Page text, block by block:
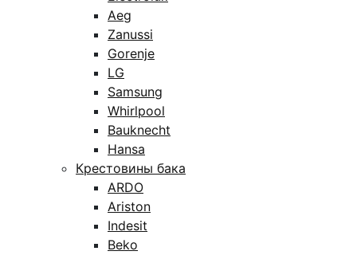
Aeg
Zanussi
Gorenje
LG
Samsung
Whirlpool
Bauknecht
Hansa
Крестовины бака
ARDO
Ariston
Indesit
Beko